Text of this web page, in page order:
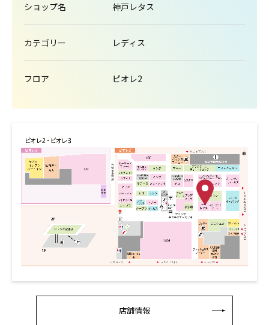
ショップ名 神戸レタス
カテゴリー レディス
フロア ピオレ2
店舗情報